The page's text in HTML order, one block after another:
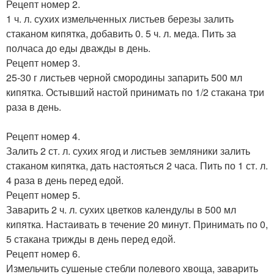
Рецепт номер 2.
1 ч. л. сухих измельченных листьев березы залить
стаканом кипятка, добавить 0. 5 ч. л. меда. Пить за
полчаса до еды дважды в день.
Рецепт номер 3.
25-30 г листьев черной смородины запарить 500 мл
кипятка. Остывший настой принимать по 1/2 стакана три
раза в день.
Рецепт номер 4.
Залить 2 ст. л. сухих ягод и листьев земляники залить
стаканом кипятка, дать настояться 2 часа. Пить по 1 ст. л.
4 раза в день перед едой.
Рецепт номер 5.
Заварить 2 ч. л. сухих цветков календулы в 500 мл
кипятка. Настаивать в течение 20 минут. Принимать по 0,
5 стакана трижды в день перед едой.
Рецепт номер 6.
Измельчить сушеные стебли полевого хвоща, заварить